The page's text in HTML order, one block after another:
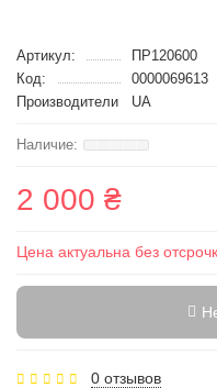
Артикул:
ПР120600
Код:
0000069613
Производители
UA
2 000 ₴
Цена актуальна без
0 отзывов